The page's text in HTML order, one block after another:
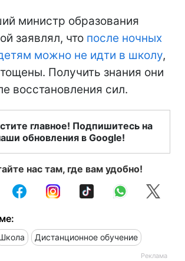
министр образования
заявлял, что после ночных
можно не идти в школу,
Получить знания они
восстановления сил.
главное! Подпишитесь на
обновления в Google!
нас там, где вам удобно!
Дистанционное обучение